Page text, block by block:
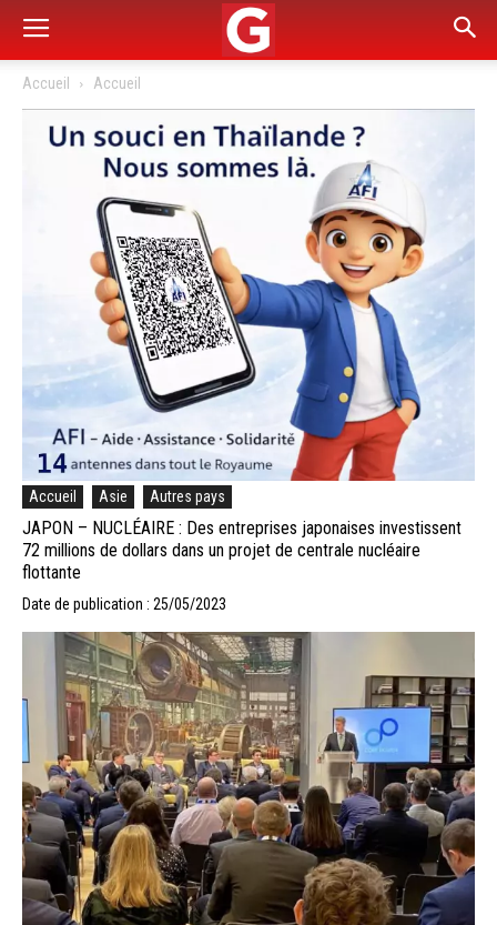
Accueil Accueil
Accueil Asie Autres pays
JAPON – NUCLÉAIRE : Des entreprises japonaises investissent
72 millions de dollars dans un projet de centrale nucléaire
flottante
Date de publication : 25/05/2023